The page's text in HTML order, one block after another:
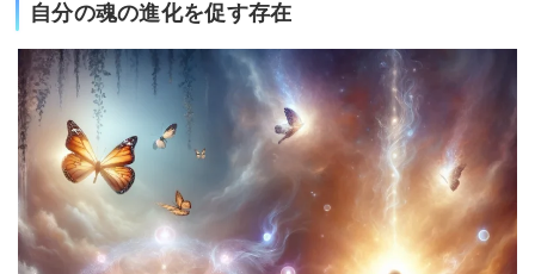
自分の魂の進化を促す存在